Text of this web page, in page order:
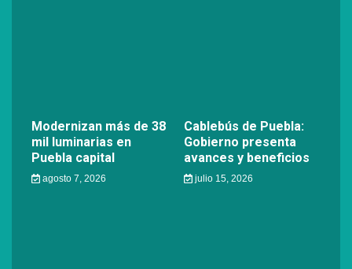
Modernizan más de 38
mil luminarias en
Puebla capital
agosto 7, 2026
Cablebús de Puebla:
Gobierno presenta
avances y beneficios
julio 15, 2026